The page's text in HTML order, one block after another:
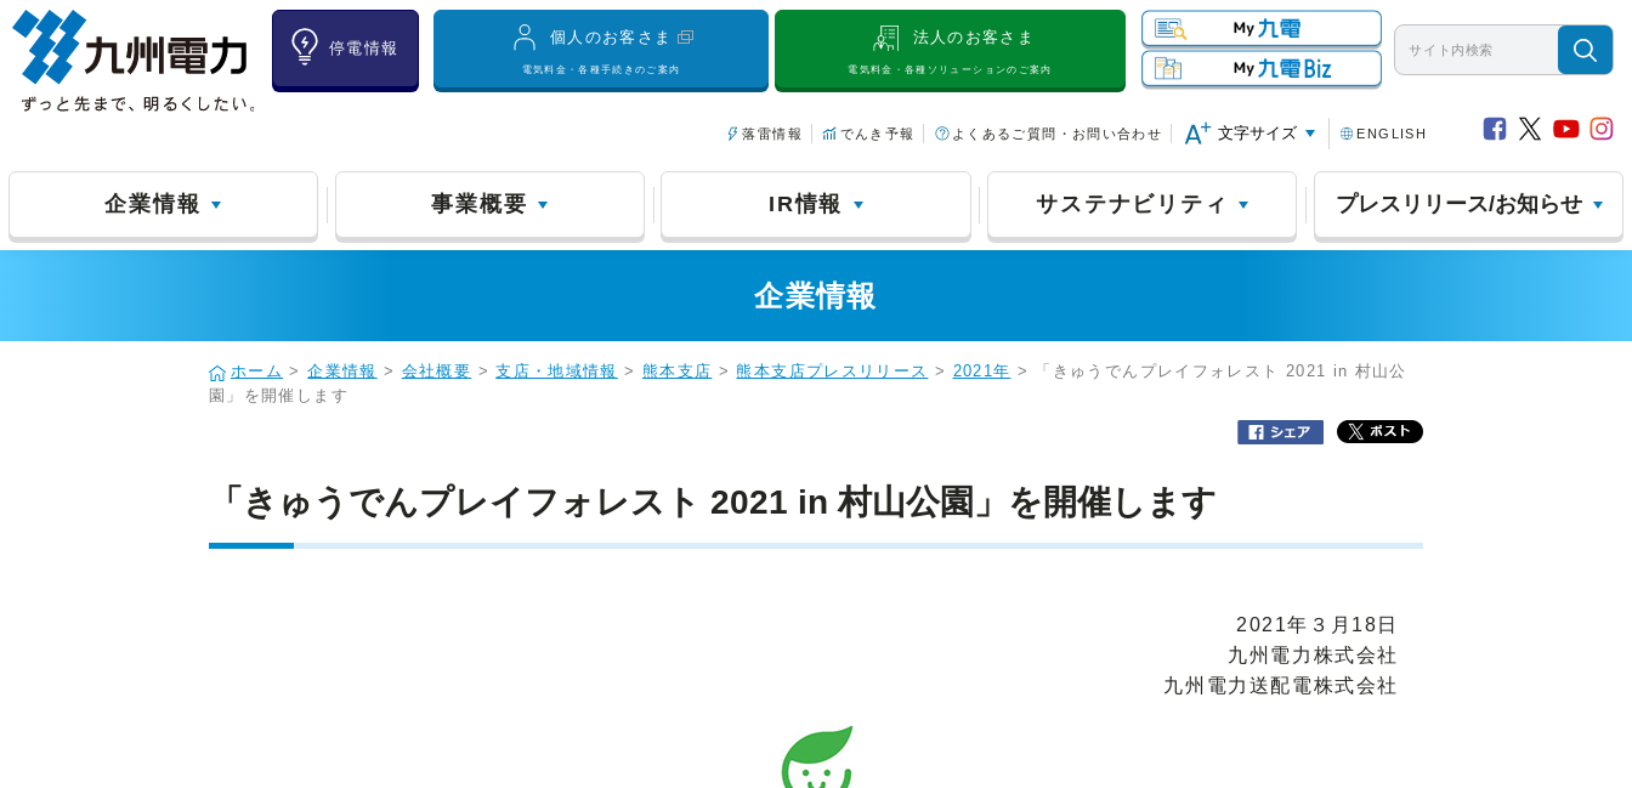
停電情報
個人のお客さま
電気料金・各種手続きのご案内
法人のお客さま
電気料金・各種ソリューションのご案内
落雷情報 でんき予報 よくあるご質問・お問い合わせ 文字サイズ ENGLISH
企業情報 事業概要 IR情報 サステナビリティ プレスリリース/お知らせ
企業情報
ホーム >企業情報 > 会社概要 >支店・地域情報 > 熊本支店 >熊本支店プレスリリース > 2021年 > 「きゅうでんプレイフォレスト 2021 in 村山公
園」を開催します
「きゅうでんプレイフォレスト 2021 in 村山公園」を開催します
2021年３月18日
九州電力株式会社
九州電力送配電株式会社